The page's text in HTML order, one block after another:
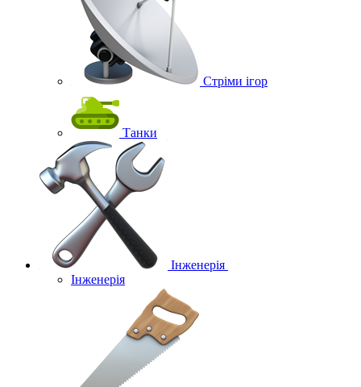
Стріми ігор
Танки
Інженерія
Інженерія